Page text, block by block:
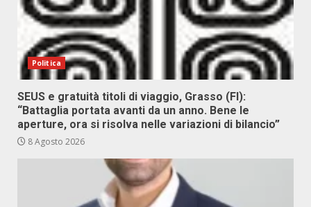
Politica
SEUS e gratuità titoli di viaggio, Grasso (FI):
“Battaglia portata avanti da un anno. Bene le
aperture, ora si risolva nelle variazioni di bilancio”
8 Agosto 2026